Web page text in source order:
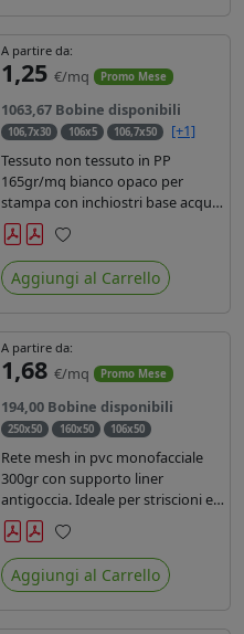
A partire da:
1,25 €/mq Promo Mese
1063,67 Bobine disponibili
106,7x30 106x5 106,7x50
[+1]
Tessuto non tessuto in PP
165gr/mq bianco opaco per
stampa con inchiostri base acqua,
latex, uv, ecosolvente. Finitura a
rombi spundbond e coating
superficiale con totale assenza di
peluria. Occhiellabile, non
Preferiti
Aggiungi al Carrello
A partire da:
1,68 €/mq Promo Mese
194,00 Bobine disponibili
250x50 160x50 106x50
Rete mesh in pvc monofacciale
300gr con supporto liner
antigoccia. Ideale per striscioni e
coperture antivento. Saldabile,
stampabile con inchiostri
solvente, ecosolvente, uv e latex.
Densità fili 1000x1000 , filato 9x13.
Preferiti
Aggiungi al Carrello